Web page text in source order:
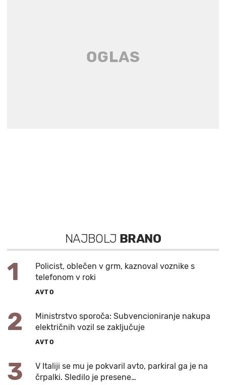
NAJBOLJ BRANO
1
Policist, oblečen v grm, kaznoval voznike s
telefonom v roki
AVTO
2
Ministrstvo sporoča: Subvencioniranje nakupa
električnih vozil se zaključuje
AVTO
3
V Italiji se mu je pokvaril avto, parkiral ga je na
črpalki. Sledilo je presene…